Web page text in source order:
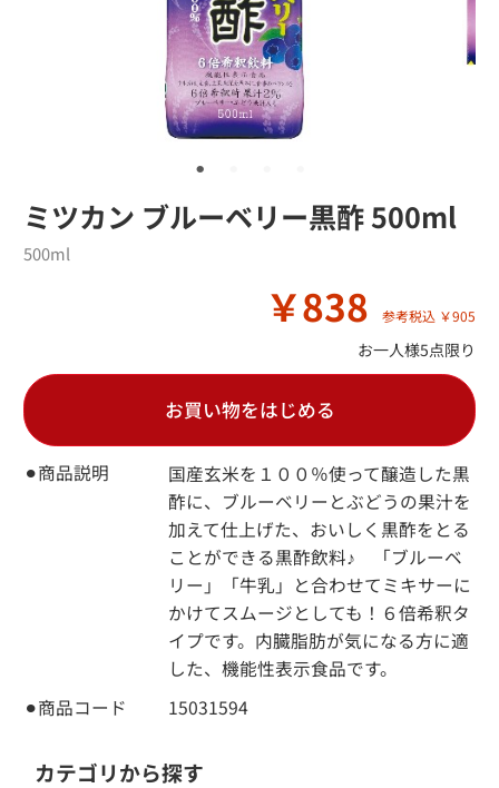
ミツカン ブルーベリー黒酢 500ml
⚫︎商品説明
国産玄米を１００％使って醸造した黒
酢に、ブルーベリーとぶどうの果汁を
加えて仕上げた、おいしく黒酢をとる
ことができる黒酢飲料♪ 「ブルーベ
リー」「牛乳」と合わせてミキサーに
かけてスムージとしても！６倍希釈タ
イプです。内臓脂肪が気になる方に適
した、機能性表示食品です。
￥838 参考税込 ￥905
お一人様5点限り
⚫︎商品コード 15031594
500ml
お買い物をはじめる
カテゴリから探す